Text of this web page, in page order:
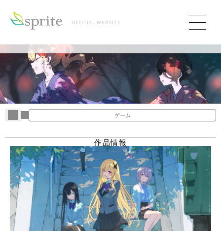
OFFICIAL WEBSITE
ゲーム
作品情報